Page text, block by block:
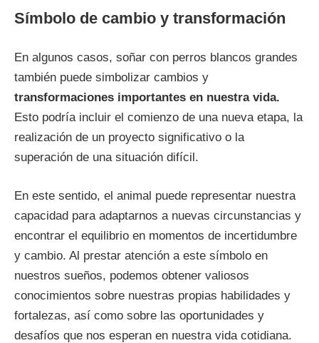
Símbolo de cambio y transformación
En algunos casos, soñar con perros blancos grandes
también puede simbolizar cambios y
transformaciones importantes en nuestra vida.
Esto podría incluir el comienzo de una nueva etapa, la
realización de un proyecto significativo o la
superación de una situación difícil.
En este sentido, el animal puede representar nuestra
capacidad para adaptarnos a nuevas circunstancias y
encontrar el equilibrio en momentos de incertidumbre
y cambio. Al prestar atención a este símbolo en
nuestros sueños, podemos obtener valiosos
conocimientos sobre nuestras propias habilidades y
fortalezas, así como sobre las oportunidades y
desafíos que nos esperan en nuestra vida cotidiana.